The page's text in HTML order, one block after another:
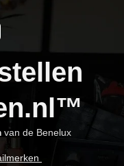
van de Benelux